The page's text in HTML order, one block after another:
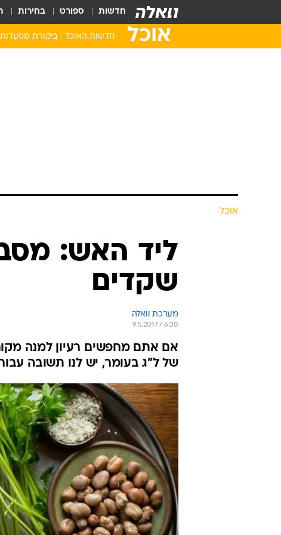
חדשות ספורט בחירות
אוכל חדשות האוכל ביקורת מסעדות
אוכל
ליד האש:
שקדים
מערכת וואלה
9.5.2017 / 6:30
אם אתם מחפשים רעיון למנה
של ל"ג בעומר, יש לנו תשובה